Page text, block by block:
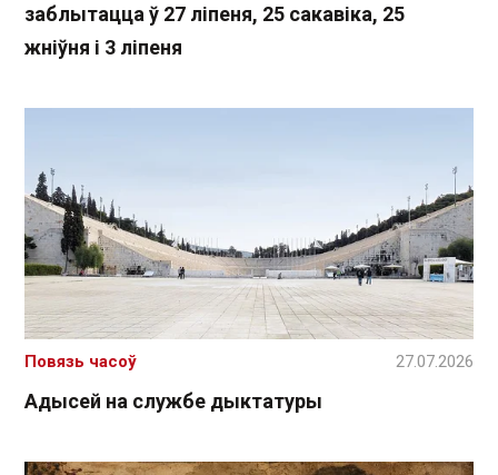
заблытацца ў 27 ліпеня, 25 сакавіка, 25
жніўня і 3 ліпеня
Адысей на службе дыктатуры
Повязь часоў 27.07.2026